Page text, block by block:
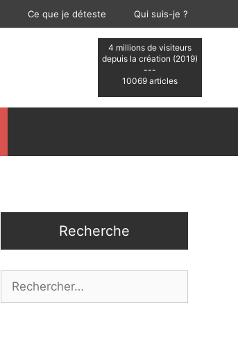
Ce que je déteste Qui suis-je ?
4 millions de visiteurs
depuis la création (2019)
---
10069 articles
Recherche